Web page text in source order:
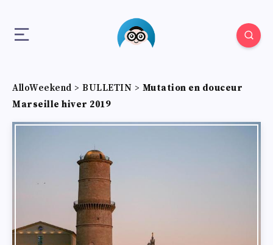
AlloWeekend > BULLETIN > Mutation en douceur
Marseille hiver 2019